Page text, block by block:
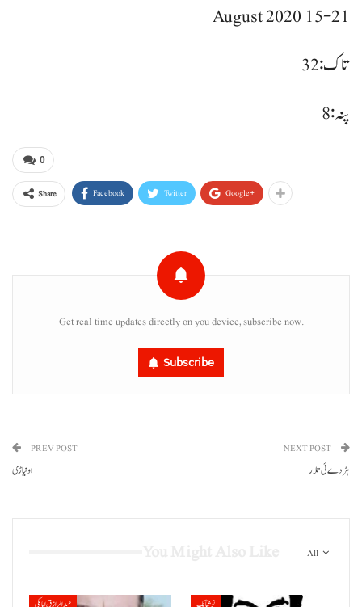
15-21 August 2020
تاک: 32
پنہ : 8
0
Share Facebook Twitter Google+
Get real time updates directly on you device, subscribe now.
Subscribe
PREV POST
او نیاڑی
NEXT POST
ہڑدے ئی تلار
All